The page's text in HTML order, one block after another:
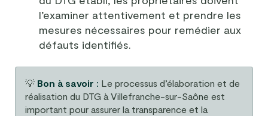
l’examiner attentivement et prendre les
mesures nécessaires pour remédier aux
défauts identifiés.
💡 Bon à savoir : Le processus d’élaboration et de
réalisation du DTG à Villefranche-sur-Saône est
important pour assurer la transparence et la